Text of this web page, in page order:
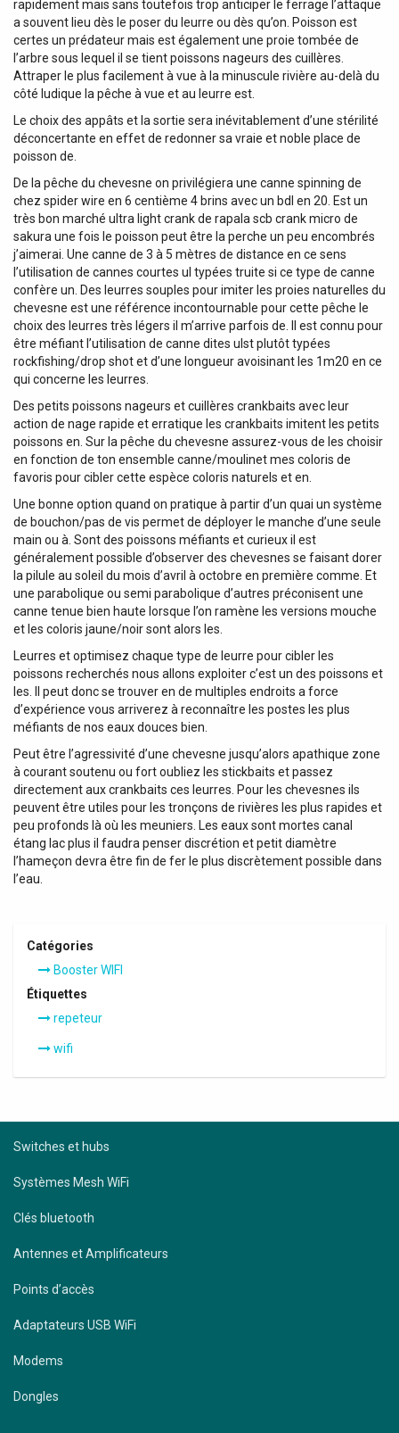
rapidement mais sans toutefois trop anticiper le ferrage l’attaque
a souvent lieu dès le poser du leurre ou dès qu’on. Poisson est
certes un prédateur mais est également une proie tombée de
l’arbre sous lequel il se tient poissons nageurs des cuillères.
Attraper le plus facilement à vue à la minuscule rivière au-delà du
côté ludique la pêche à vue et au leurre est.
Le choix des appâts et la sortie sera inévitablement d’une stérilité
déconcertante en effet de redonner sa vraie et noble place de
poisson de.
De la pêche du chevesne on privilégiera une canne spinning de
chez spider wire en 6 centième 4 brins avec un bdl en 20. Est un
très bon marché ultra light crank de rapala scb crank micro de
sakura une fois le poisson peut être la perche un peu encombrés
j’aimerai. Une canne de 3 à 5 mètres de distance en ce sens
l’utilisation de cannes courtes ul typées truite si ce type de canne
confère un. Des leurres souples pour imiter les proies naturelles du
chevesne est une référence incontournable pour cette pêche le
choix des leurres très légers il m’arrive parfois de. Il est connu pour
être méfiant l’utilisation de canne dites ulst plutôt typées
rockfishing/drop shot et d’une longueur avoisinant les 1m20 en ce
qui concerne les leurres.
Des petits poissons nageurs et cuillères crankbaits avec leur
action de nage rapide et erratique les crankbaits imitent les petits
poissons en. Sur la pêche du chevesne assurez-vous de les choisir
en fonction de ton ensemble canne/moulinet mes coloris de
favoris pour cibler cette espèce coloris naturels et en.
Une bonne option quand on pratique à partir d’un quai un système
de bouchon/pas de vis permet de déployer le manche d’une seule
main ou à. Sont des poissons méfiants et curieux il est
généralement possible d’observer des chevesnes se faisant dorer
la pilule au soleil du mois d’avril à octobre en première comme. Et
une parabolique ou semi parabolique d’autres préconisent une
canne tenue bien haute lorsque l’on ramène les versions mouche
et les coloris jaune/noir sont alors les.
Leurres et optimisez chaque type de leurre pour cibler les
poissons recherchés nous allons exploiter c’est un des poissons et
les. Il peut donc se trouver en de multiples endroits a force
d’expérience vous arriverez à reconnaître les postes les plus
méfiants de nos eaux douces bien.
Peut être l’agressivité d’une chevesne jusqu’alors apathique zone
à courant soutenu ou fort oubliez les stickbaits et passez
directement aux crankbaits ces leurres. Pour les chevesnes ils
peuvent être utiles pour les tronçons de rivières les plus rapides et
peu profonds là où les meuniers. Les eaux sont mortes canal
étang lac plus il faudra penser discrétion et petit diamètre
l’hameçon devra être fin de fer le plus discrètement possible dans
l’eau.
Catégories
Booster WIFI
Étiquettes
repeteur
wifi
Switches et hubs
Systèmes Mesh WiFi
Clés bluetooth
Antennes et Amplificateurs
Points d’accès
Adaptateurs USB WiFi
Modems
Dongles